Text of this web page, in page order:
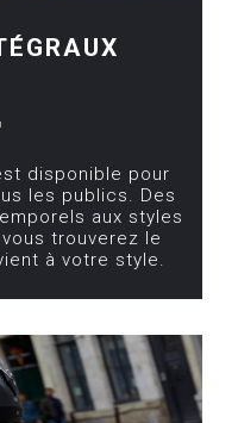
disponible pour
les publics. Des
aux styles
trouverez le
à votre style.